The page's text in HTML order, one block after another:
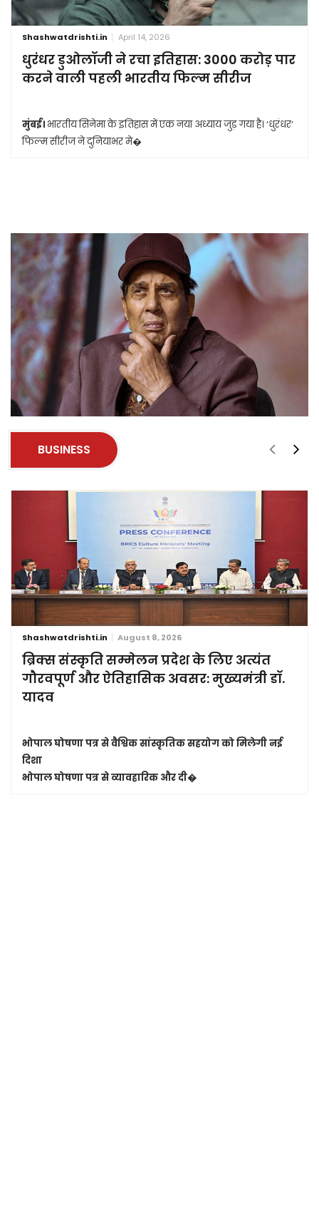
Shashwatdrishti.in April 14, 2026
धुरंधर डुओलॉजी ने रचा इतिहास: 3000 करोड़ पार
करने वाली पहली भारतीय फिल्म सीरीज
मुंबई। भारतीय सिनेमा के इतिहास में एक नया अध्याय जुड़ गया है। ‘धुरंधर’
फिल्म सीरीज ने दुनियाभर मे�
BUSINESS
Shashwatdrishti.in August 8, 2026
ब्रिक्स संस्कृति सम्मेलन प्रदेश के लिए अत्यंत
गौरवपूर्ण और ऐतिहासिक अवसर: मुख्यमंत्री डॉ.
यादव
भोपाल घोषणा पत्र से वैश्विक सांस्कृतिक सहयोग को मिलेगी नई
दिशा
भोपाल घोषणा पत्र से व्यावहारिक और दी�